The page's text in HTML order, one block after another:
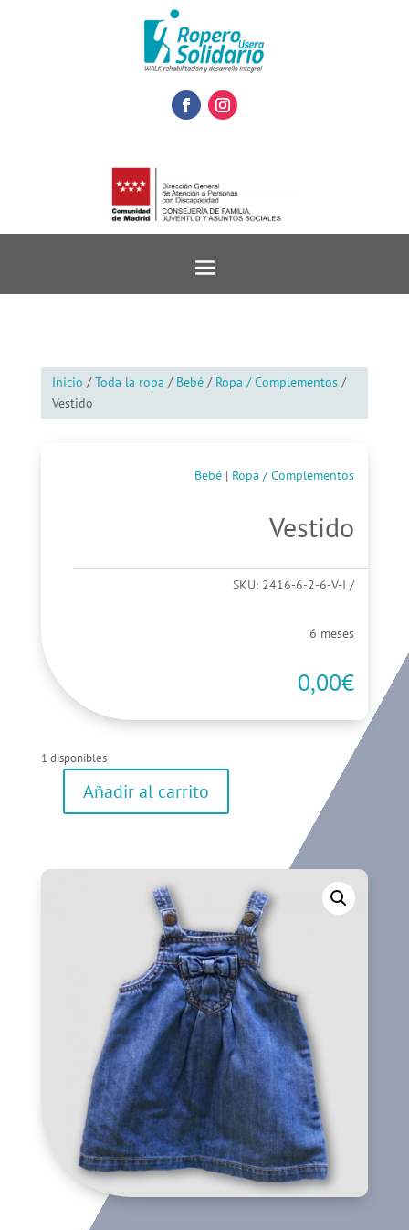
Inicio /Toda la ropa / Bebé/ Ropa / Complementos/
Vestido
Bebé | Ropa / Complementos
Vestido
SKU: 2416-6-2-6-V-I
6 meses
0,00€
1 disponibles
Añadir al carrito